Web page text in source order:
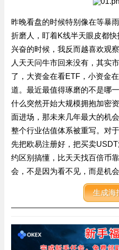
昨晚看盘的时候特别像在等暴
折磨人，盯着K线半天眼皮都
兴奋的时候，我反而越喜欢观
人天天问牛市回来没有，其实
了，大资金在看ETF，小资金
道。最近最值得琢磨的不是哪
什么突然开始大规模拥抱加密
面进场，那未来几年最大的机
整个行业估值体系被重写。对
先把欧易注册好，把买卖
约区别搞懂，比天天找百倍币
会，不是因为看不见，而是机
生成海